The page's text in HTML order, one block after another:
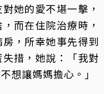
她的愛不堪一擊，
而在住院治療時，
，所幸她事先得到
措，她說：「我對
想讓媽媽擔心。」